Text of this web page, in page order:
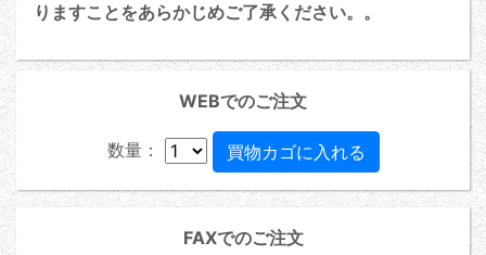
りますことをあらかじめご了承ください。。
WEBでのご注文
数量：
FAXでのご注文